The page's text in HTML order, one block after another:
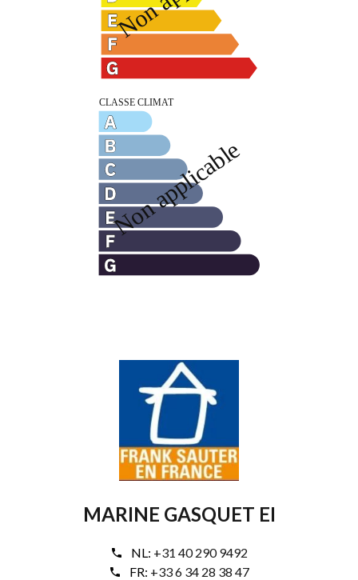
MARINE GASQUET EI
NL: +31 40 290 9492
FR: +33 6 34 28 38 47